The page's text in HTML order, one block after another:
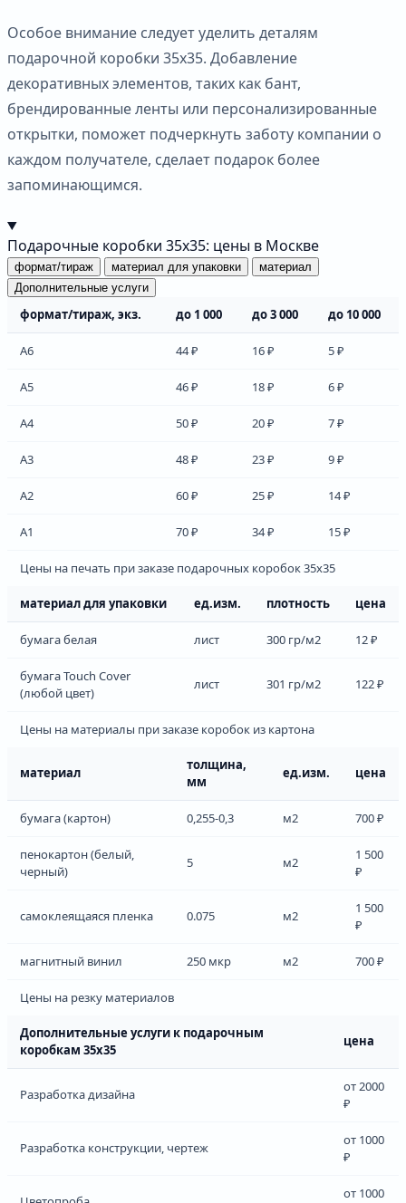
Особое внимание следует уделить деталям
подарочной коробки 35х35. Добавление
декоративных элементов, таких как бант,
брендированные ленты или персонализированные
открытки, поможет подчеркнуть заботу компании о
каждом получателе, сделает подарок более
запоминающимся.
Подарочные коробки 35х35: цены в Москве
формат/тираж материал для упаковки
материал
Дополнительные услуги
формат/тираж, экз. до 1 000 до 3 000 до 10 000
А6 44 ₽ 16 ₽ 5 ₽
А5 46 ₽ 18 ₽ 6 ₽
А4 50 ₽ 20 ₽ 7 ₽
А3 48 ₽ 23 ₽ 9 ₽
А2 60 ₽ 25 ₽ 14 ₽
А1 70 ₽ 34 ₽ 15 ₽
Цены на печать при заказе подарочных коробок 35х35
материал для упаковки ед.изм. плотность цена
бумага белая лист 300 гр/м2 12 ₽
бумага Touch Cover
(любой цвет)
лист 301 гр/м2 122 ₽
Цены на материалы при заказе коробок из картона
материал
толщина,
мм
ед.изм. цена
бумага (картон) 0,255-0,3 м2 700 ₽
пенокартон (белый,
черный)
5 м2
1 500
₽
самоклеящаяся пленка 0.075 м2
1 500
₽
магнитный винил 250 мкр м2 700 ₽
Цены на резку материалов
Дополнительные услуги к подарочным
коробкам 35х35
цена
Разработка дизайна
от 2000
₽
Разработка конструкции, чертеж
от 1000
₽
от 1000